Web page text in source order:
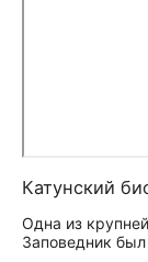
Катунский
Одна из
Заповедник